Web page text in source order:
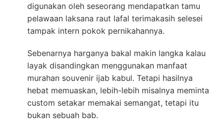
digunakan oleh seseorang mendapatkan tamu
pelawaan laksana raut lafal terimakasih selesei
tampak intern pokok pernikahannya.
Sebenarnya harganya bakal makin langka kalau
layak disandingkan menggunakan manfaat
murahan souvenir ijab kabul. Tetapi hasilnya
hebat memuaskan, lebih-lebih misalnya meminta
custom setakar memakai semangat, tetapi itu
bukan sebuah bab.